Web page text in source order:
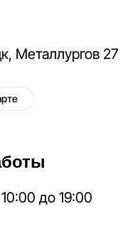
до 19:00
Металлургов 27